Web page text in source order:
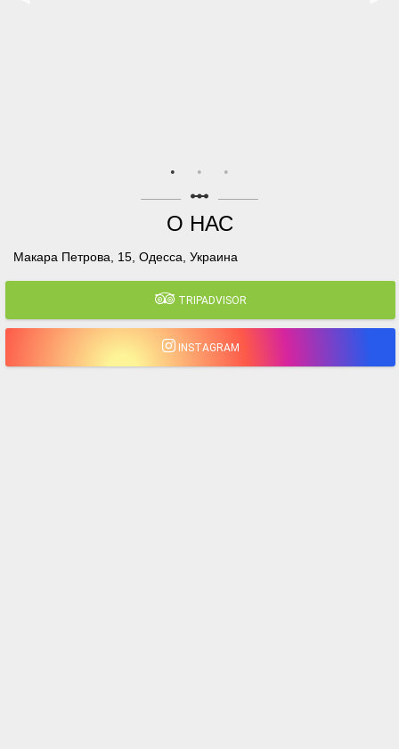
linear_scale
О НАС
Макара Петрова, 15, Одесса, Украина
TRIPADVISOR
INSTAGRAM